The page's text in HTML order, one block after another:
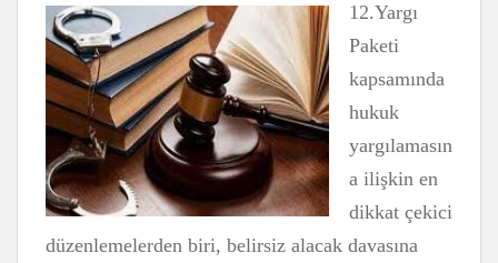
12.Yargı
Paketi
kapsamında
hukuk
yargılamasın
a ilişkin en
dikkat çekici
düzenlemelerden biri, belirsiz alacak davasına